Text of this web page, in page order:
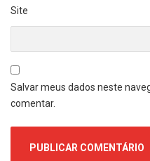
Site
Salvar meus dados neste
comentar.